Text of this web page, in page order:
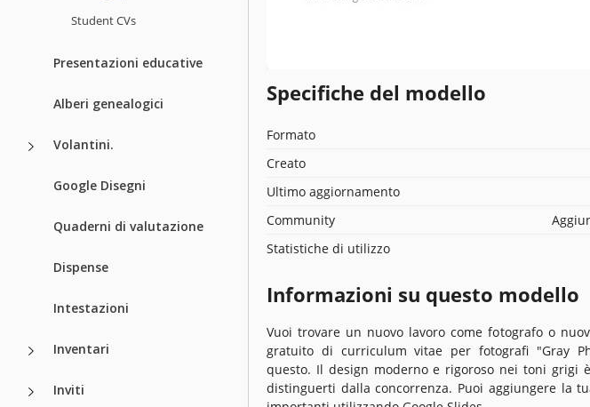
Student CVs
Presentazioni educative
Alberi genealogici
Volantini.
Google Disegni
Quaderni di valutazione
Dispense
Intestazioni
Inventari
Inviti
Specifiche del modello
Formato
Creato
Ultimo aggiornamento
Community
Statistiche di utilizzo
Informazioni su questo modello
Vuoi trovare un nuovo lavoro come fotografo o
gratuito di curriculum vitae per fotografi "Gray
questo. Il design moderno e rigoroso nei toni grigi
distinguerti dalla concorrenza. Puoi aggiungere la